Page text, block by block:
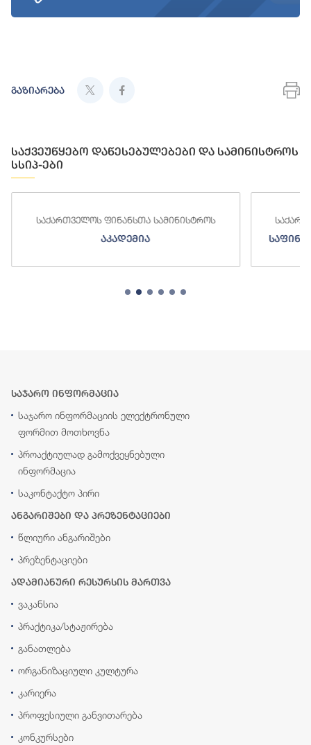
გაზიარება
საქვეუწყებო დაწესებულებები და სამინისტროს
სსიპ-ები
საქართველოს ფინანსთა სამინისტროს
აკადემია
საჯარო ინფორმაცია
საჯარო ინფორმაციის ელექტრონული
ფორმით მოთხოვნა
პროაქტიულად გამოქვეყნებული
ინფორმაცია
საკონტაქტო პირი
ანგარიშები და პრეზენტაციები
წლიური ანგარიშები
პრეზენტაციები
ადამიანური რესურსის მართვა
ვაკანსია
პრაქტიკა/სტაჟირება
განათლება
ორგანიზაციული კულტურა
კარიერა
პროფესიული განვითარება
კონკურსები